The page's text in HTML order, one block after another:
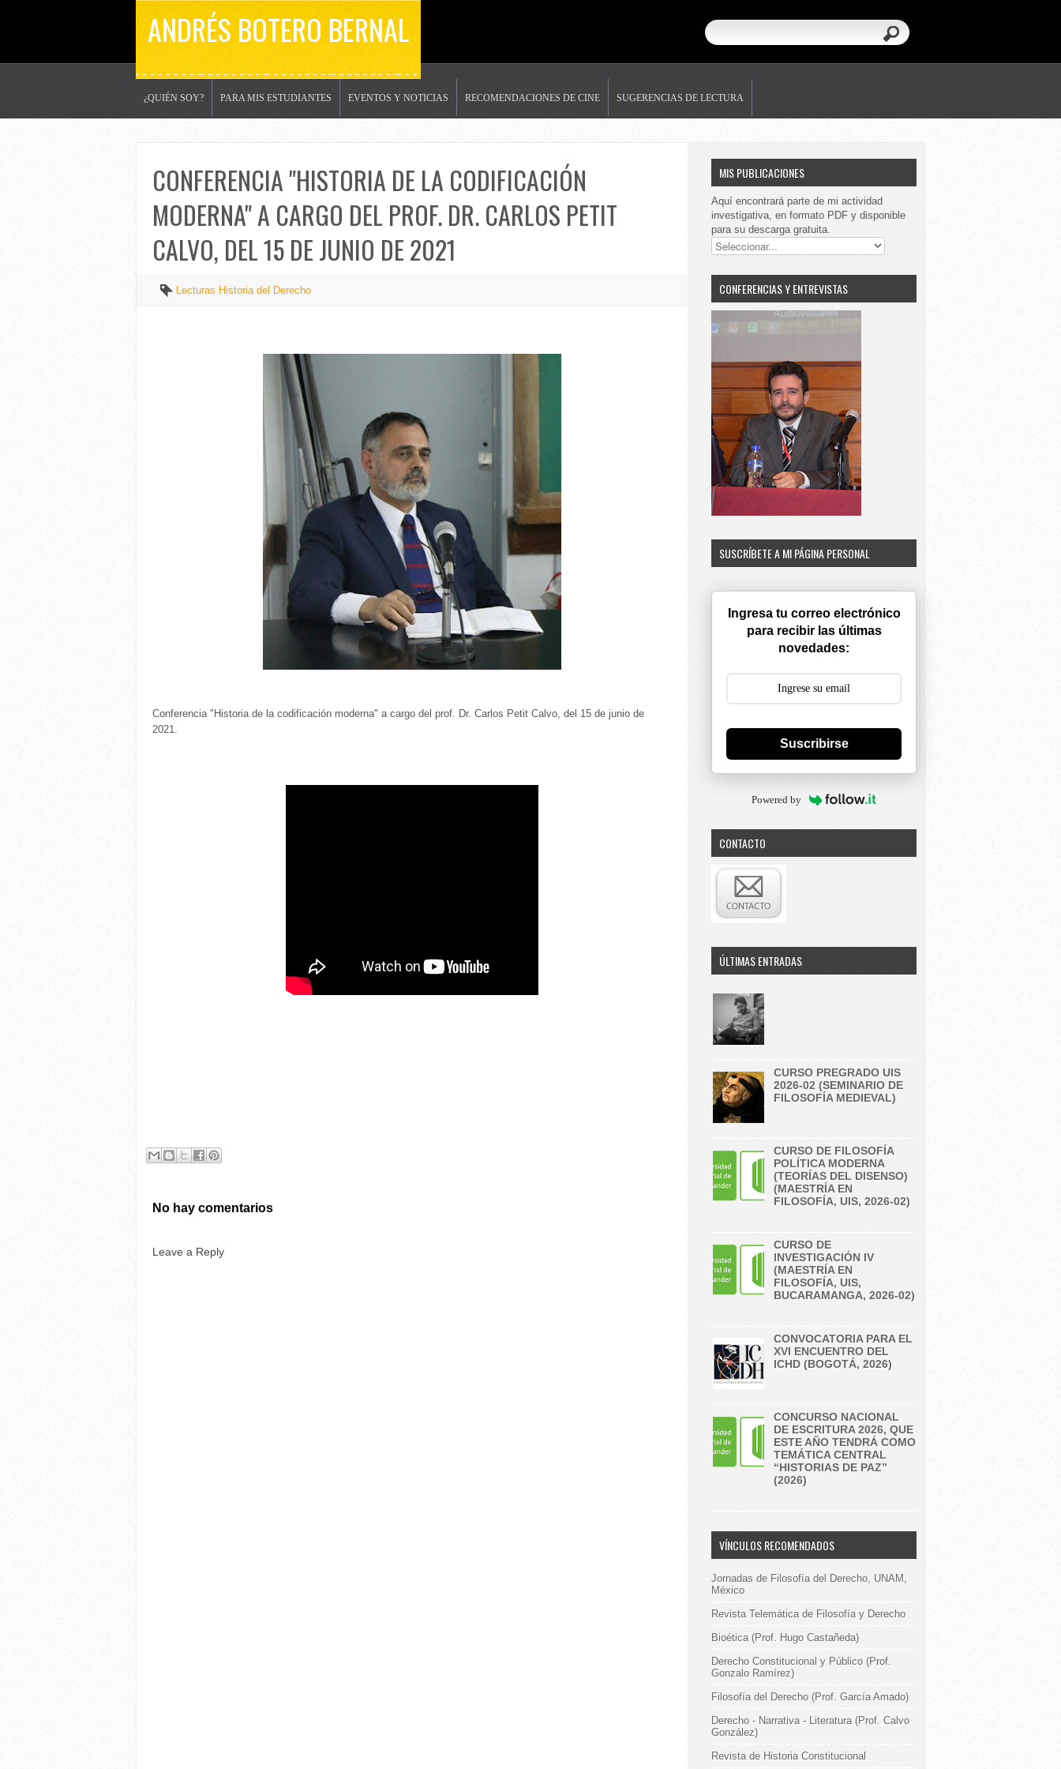
ANDRÉS BOTERO BERNAL
¿QUIÉN SOY? PARA MIS ESTUDIANTES EVENTOS Y NOTICIAS RECOMENDACIONES DE CINE SUGERENCIAS DE LECTURA
CONFERENCIA "HISTORIA DE LA CODIFICACIÓN
MODERNA" A CARGO DEL PROF. DR. CARLOS PETIT
CALVO, DEL 15 DE JUNIO DE 2021
Lecturas Historia del Derecho
Conferencia "Historia de la codificación moderna" a cargo del prof. Dr. Carlos Petit Calvo, del 15 de junio de
2021.
No hay comentarios
Leave a Reply
MIS PUBLICACIONES
Aquí encontrará parte de mi actividad
investigativa, en formato PDF y disponible
para su descarga gratuita.
CONFERENCIAS Y ENTREVISTAS
SUSCRÍBETE A MI PÁGINA PERSONAL
Ingresa tu correo electrónico
para recibir las últimas
novedades:
Suscribirse
Powered by
CONTACTO
ÚLTIMAS ENTRADAS
CURSO PREGRADO UIS
2026-02 (SEMINARIO DE
FILOSOFÍA MEDIEVAL)
CURSO DE FILOSOFÍA
POLÍTICA MODERNA
(TEORÍAS DEL DISENSO)
(MAESTRÍA EN
FILOSOFÍA, UIS, 2026-02)
CURSO DE
INVESTIGACIÓN IV
(MAESTRÍA EN
FILOSOFÍA, UIS,
BUCARAMANGA, 2026-02)
CONVOCATORIA PARA EL
XVI ENCUENTRO DEL
ICHD (BOGOTÁ, 2026)
CONCURSO NACIONAL
DE ESCRITURA 2026, QUE
ESTE AÑO TENDRÁ COMO
TEMÁTICA CENTRAL
“HISTORIAS DE PAZ”
(2026)
VÍNCULOS RECOMENDADOS
Jornadas de Filosofía del Derecho, UNAM,
México
Revista Telemática de Filosofía y Derecho
Bioética (Prof. Hugo Castañeda)
Derecho Constitucional y Público (Prof.
Gonzalo Ramírez)
Filosofía del Derecho (Prof. García Amado)
Derecho - Narrativa - Literatura (Prof. Calvo
González)
Revista de Historia Constitucional